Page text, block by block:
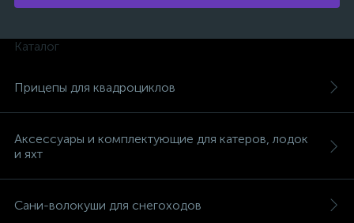
Каталог
Прицепы для квадроциклов
Аксессуары и комплектующие для катеров, лодок
и яхт
Сани-волокуши для снегоходов